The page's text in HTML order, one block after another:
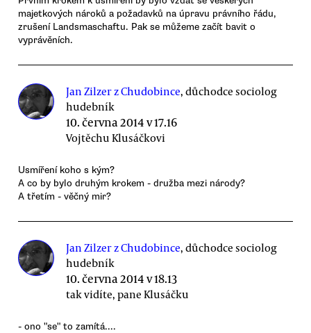
majetkových nároků a požadavků na úpravu právního řádu,
zrušení Landsmaschaftu. Pak se můžeme začít bavit o
vyprávěních.
Jan Zilzer z Chudobince, důchodce sociolog
hudebník
10. června 2014 v 17.16
Vojtěchu Klusáčkovi
Usmíření koho s kým?
A co by bylo druhým krokem - družba mezi národy?
A třetím - věčný mir?
Jan Zilzer z Chudobince, důchodce sociolog
hudebník
10. června 2014 v 18.13
tak vidíte, pane Klusáčku
- ono "se" to zamítá....